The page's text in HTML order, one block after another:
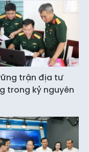
trận địa tư
trong kỷ nguyên